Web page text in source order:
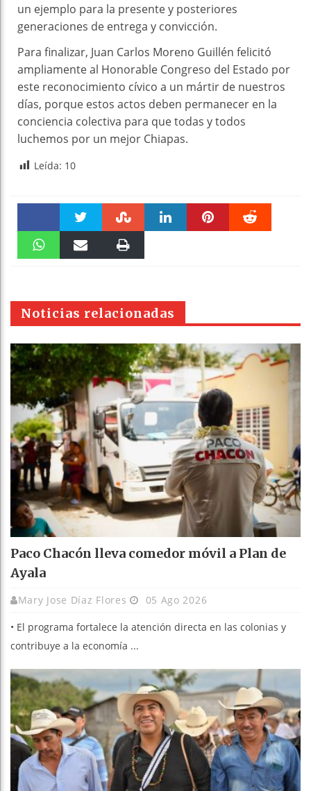
un ejemplo para la presente y posteriores
generaciones de entrega y convicción.
Para finalizar, Juan Carlos Moreno Guillén felicitó
ampliamente al Honorable Congreso del Estado por
este reconocimiento cívico a un mártir de nuestros
días, porque estos actos deben permanecer en la
conciencia colectiva para que todas y todos
luchemos por un mejor Chiapas.
Leída: 10
Faceboo Twitter Stumble
pt
Noticias relacionadas
Paco Chacón lleva comedor móvil a Plan de
Ayala
Mary Jose Díaz Flores 05 Ago 2026
• El programa fortalece la atención directa en las colonias y
contribuye a la economía ...